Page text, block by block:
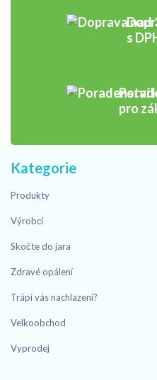
s
pro
Kategorie
Produkty
Výrobci
Skočte do jara
Zdravé opálení
Trápí vás nachlazení?
Velkoobchod
Vyprodej